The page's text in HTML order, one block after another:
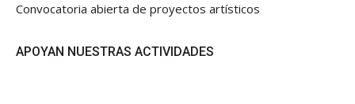
Convocatoria abierta de proyectos artísticos
APOYAN NUESTRAS ACTIVIDADES